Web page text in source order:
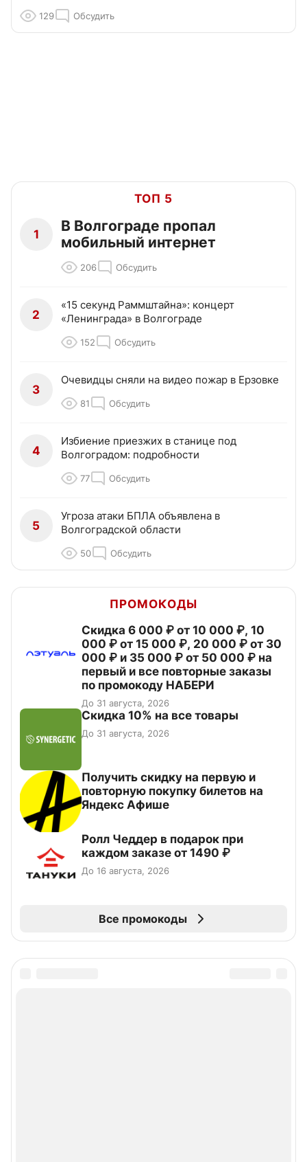
129 Обсудить
ТОП 5
1
В Волгограде пропал
мобильный интернет
206 Обсудить
2
«15 секунд Раммштайна»: концерт
«Ленинграда» в Волгограде
152 Обсудить
3
Очевидцы сняли на видео пожар в Ерзовке
81 Обсудить
4
Избиение приезжих в станице под
Волгоградом: подробности
77 Обсудить
5
Угроза атаки БПЛА объявлена в
Волгоградской области
50 Обсудить
ПРОМОКОДЫ
Скидка 6 000 ₽ от 10 000 ₽, 10
000 ₽ от 15 000 ₽, 20 000 ₽ от 30
000 ₽ и 35 000 ₽ от 50 000 ₽ на
первый и все повторные заказы
по промокоду НАБЕРИ
До 31 августа, 2026
Скидка 10% на все товары
До 31 августа, 2026
Получить скидку на первую и
повторную покупку билетов на
Яндекс Афише
Ролл Чеддер в подарок при
каждом заказе от 1490 ₽
До 16 августа, 2026
Все промокоды